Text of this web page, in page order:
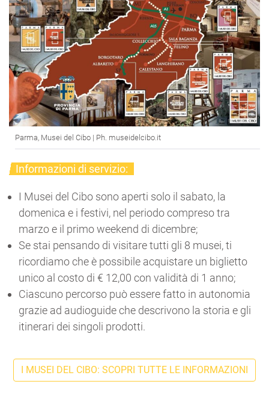
Parma, Musei del Cibo | Ph. museidelcibo.it
Informazioni di servizio:
I Musei del Cibo sono aperti solo il sabato, la
domenica e i festivi, nel periodo compreso tra
marzo e il primo weekend di dicembre;
Se stai pensando di visitare tutti gli 8 musei, ti
ricordiamo che è possibile acquistare un biglietto
unico al costo di € 12,00 con validità di 1 anno;
Ciascuno percorso può essere fatto in autonomia
grazie ad audioguide che descrivono la storia e gli
itinerari dei singoli prodotti.
I MUSEI DEL CIBO: SCOPRI TUTTE LE INFORMAZIONI